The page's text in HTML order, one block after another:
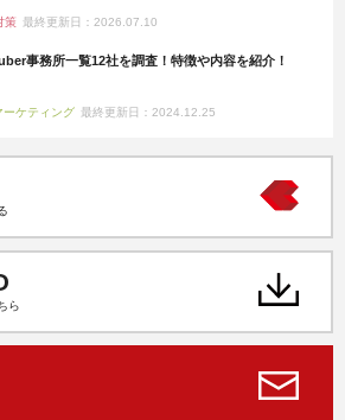
策 最終更新日：2026.07.10
事務所一覧12社を調査！特徴や内容を紹介！
ーケティング 最終更新日：2024.12.25
ら